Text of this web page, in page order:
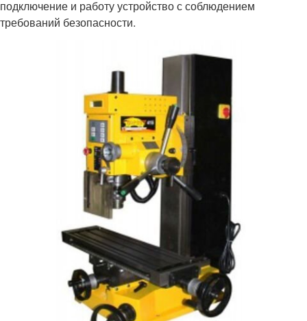
подключение и работу устройство с соблюдением
требований безопасности.